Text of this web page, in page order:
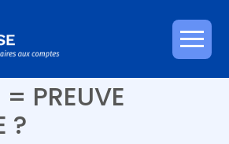
activité
humaines
«
= PREUVE
?